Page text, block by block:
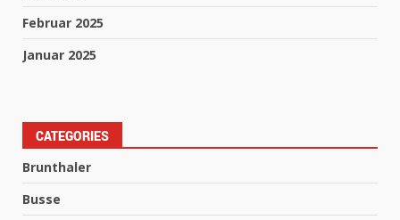
Februar 2025
Januar 2025
CATEGORIES
Brunthaler
Busse